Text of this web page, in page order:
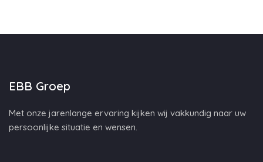
EBB Groep
Met onze jarenlange ervaring kijken wij vakkundig naar uw
persoonlijke situatie en wensen.